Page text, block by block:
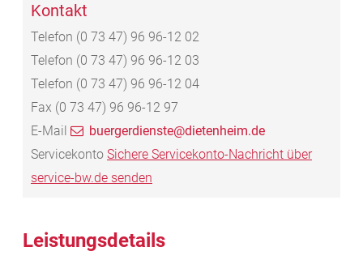
Kontakt
Telefon (0 73 47) 96 96-12 02
Telefon (0 73 47) 96 96-12 03
Telefon (0 73 47) 96 96-12 04
Fax (0 73 47) 96 96-12 97
E-Mail
buergerdienste@dietenheim.de
Servicekonto Sichere Servicekonto-Nachricht über
service-bw.de senden
Leistungsdetails